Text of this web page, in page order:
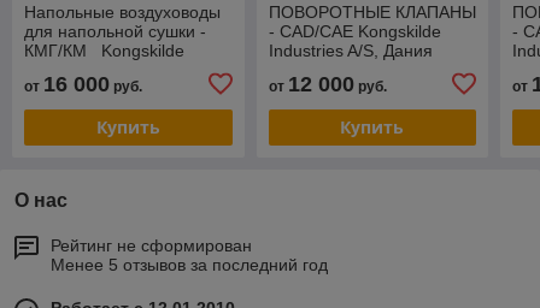
Напольные воздуховоды
для напольной сушки -
КМГ/КМ Kongskilde
от 16 000 руб.
Купить
ПОВОРОТНЫЕ КЛАПАНЫ
- CAD/CAE Kongskilde
Industries A/S, Дания
от 12 000руб.
Купить
-
от
О нас
Рейтинг не сформирован
Менее 5 отзывов за последний год